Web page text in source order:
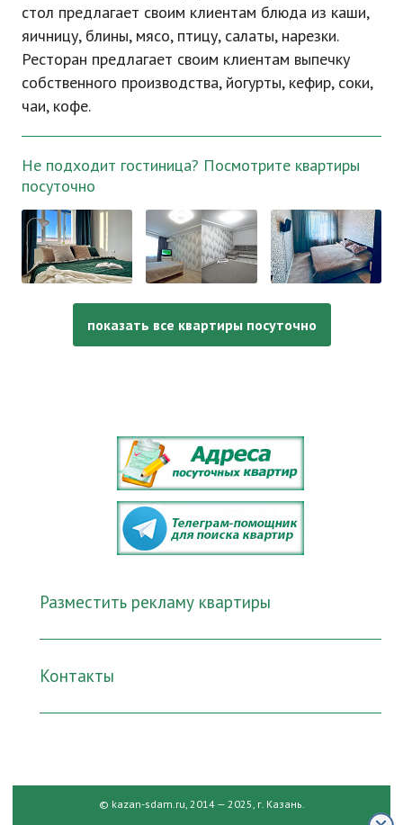
стол предлагает своим клиентам блюда из каши,
яичницу, блины, мясо, птицу, салаты, нарезки.
Ресторан предлагает своим клиентам выпечку
собственного производства, йогурты, кефир, соки,
чаи, кофе.
Не подходит гостиница? Посмотрите квартиры
посуточно
показать все квартиры посуточно
Разместить рекламу квартиры
Контакты
© kazan-sdam.ru, 2014 — 2025, г. Казань.